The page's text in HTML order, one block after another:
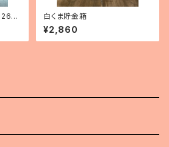
年
白くま貯金箱
¥2,860